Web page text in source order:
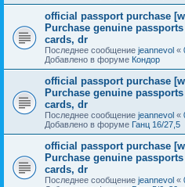
official passport purchase
Purchase genuine passports
cards, dr
Последнее сообщение jeannevol «
Добавлено в форуме Кондор
official passport purchase
Purchase genuine passports
cards, dr
Последнее сообщение jeannevol «
Добавлено в форуме Ганц 16/27,5
official passport purchase
Purchase genuine passports
cards, dr
Последнее сообщение jeannevol «